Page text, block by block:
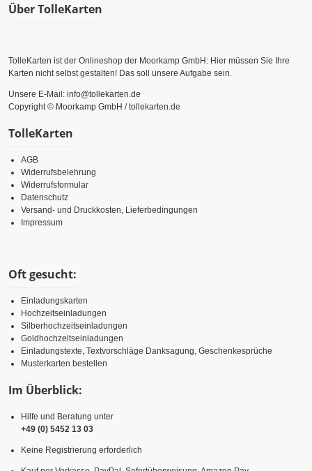
Über TolleKarten
TolleKarten ist der Onlineshop der Moorkamp GmbH: Hier müssen Sie Ihre
Karten nicht selbst gestalten! Das soll unsere Aufgabe sein.
Unsere E-Mail: info@tollekarten.de
Copyright © Moorkamp GmbH / tollekarten.de
TolleKarten
AGB
Widerrufsbelehrung
Widerrufsformular
Datenschutz
Versand- und Druckkosten, Lieferbedingungen
Impressum
Oft gesucht:
Einladungskarten
Hochzeitseinladungen
Silberhochzeitseinladungen
Goldhochzeitseinladungen
Einladungstexte, Textvorschläge Danksagung, Geschenkesprüche
Musterkarten bestellen
Im Überblick:
Hilfe und Beratung unter
+49 (0) 5452 13 03
Keine Registrierung erforderlich